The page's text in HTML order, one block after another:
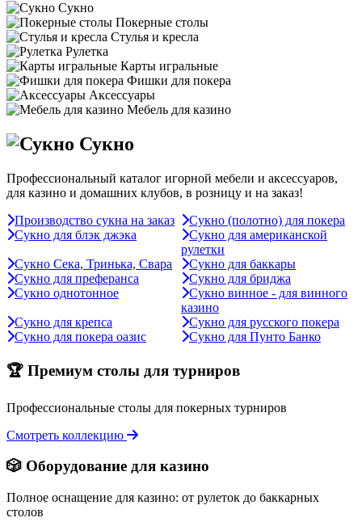
Сукно
Покерные столы
Стулья и кресла
Рулетка
Карты игральные
Фишки для покера
Аксессуары
Мебель для казино
Сукно
Профессиональный каталог игорной мебели и аксессуаров,
для казино и домашних клубов, в розницу и на заказ!
Производство сукна на заказ
Сукно (полотно) для покера
Сукно для блэк джэка
Сукно для американской
рулетки
Сукно Сека, Тринька, Свара
Сукно для баккары
Сукно для преферанса
Сукно для бриджа
Сукно однотонное
Сукно винное - для винного
казино
Сукно для крепса
Сукно для русского покера
Сукно для покера оазис
Сукно для Пунто Банко
🏆 Премиум столы для турниров
Профессиональные столы для покерных турниров
Смотреть коллекцию
🎲 Оборудование для казино
Полное оснащение для казино: от рулеток до баккарных
столов